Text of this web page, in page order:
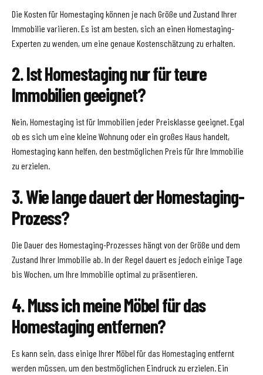
Die Kosten für Homestaging können je nach Größe und Zustand Ihrer
Immobilie variieren. Es ist am besten, sich an einen Homestaging-
Experten zu wenden, um eine genaue Kostenschätzung zu erhalten.
2. Ist Homestaging nur für teure
Immobilien geeignet?
Nein, Homestaging ist für Immobilien jeder Preisklasse geeignet. Egal
ob es sich um eine kleine Wohnung oder ein großes Haus handelt,
Homestaging kann helfen, den bestmöglichen Preis für Ihre Immobilie
zu erzielen.
3. Wie lange dauert der Homestaging-
Prozess?
Die Dauer des Homestaging-Prozesses hängt von der Größe und dem
Zustand Ihrer Immobilie ab. In der Regel dauert es jedoch einige Tage
bis Wochen, um Ihre Immobilie optimal zu präsentieren.
4. Muss ich meine Möbel für das
Homestaging entfernen?
Es kann sein, dass einige Ihrer Möbel für das Homestaging entfernt
werden müssen, um den bestmöglichen Eindruck zu erzielen. Ein